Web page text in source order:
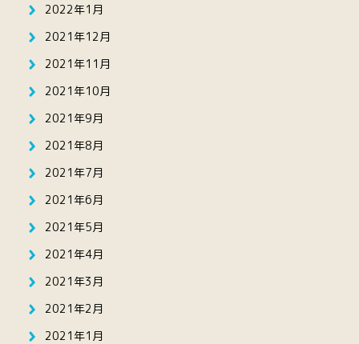
2022年1月
2021年12月
2021年11月
2021年10月
2021年9月
2021年8月
2021年7月
2021年6月
2021年5月
2021年4月
2021年3月
2021年2月
2021年1月